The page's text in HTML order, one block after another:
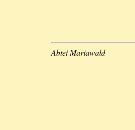
Abtei Mariawald